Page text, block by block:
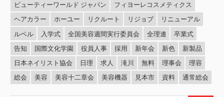
ビューティーワールド ジャパン
フィヨーレコスメティクス
ヘアカラー
ホーユー リクルート リジョブ
リニューアル
ルベル
入学式 全国美容週間実行委員会 全理連
卒業式
告知
国際文化学園 役員人事 採用 新年会 新色
新製品
日本ネイリスト協会
日理 求人 滝川 無料 理事会
理容
総会
美容 美容十二章会 美容機器 見本市 資料 通常総会